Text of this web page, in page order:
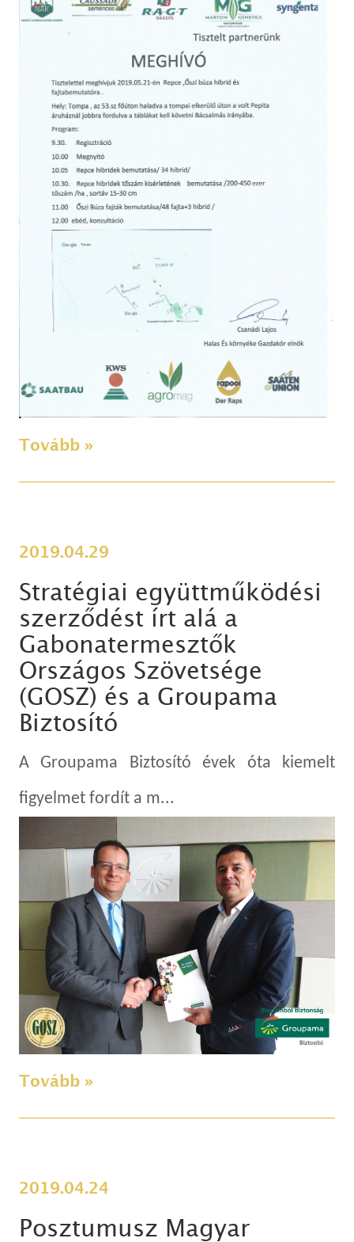
Tovább »
2019.04.29
Stratégiai együttműködési
szerződést írt alá a
Gabonatermesztők
Országos Szövetsége
(GOSZ) és a Groupama
Biztosító
A Groupama Biztosító évek óta kiemelt
figyelmet fordít a m...
Tovább »
2019.04.24
Posztumusz Magyar